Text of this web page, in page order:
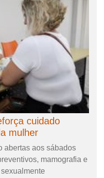
cuidado
mulher
abertas aos sábados
mamografia e